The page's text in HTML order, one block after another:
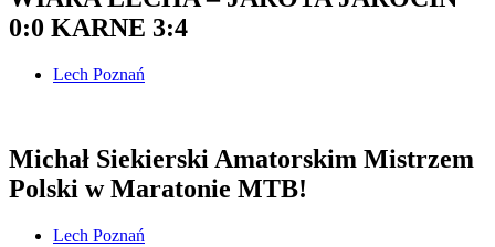
0:0 KARNE 3:4
Lech Poznań
Michał Siekierski Amatorskim Mistrzem
Polski w Maratonie MTB!
Lech Poznań